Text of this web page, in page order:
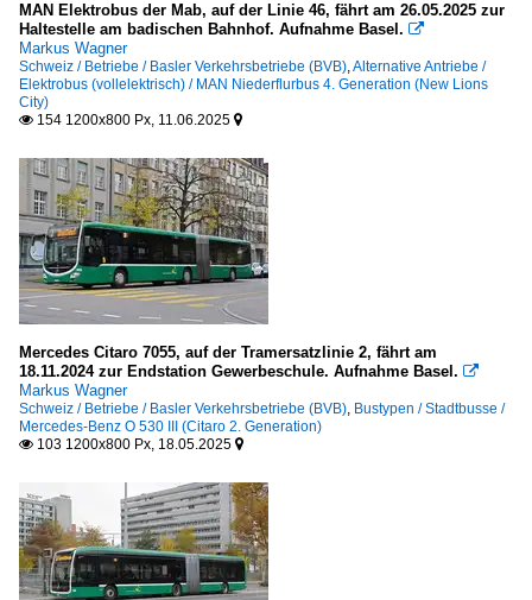
MAN Elektrobus der Mab, auf der Linie 46, fährt am 26.05.2025 zur
Haltestelle am badischen Bahnhof. Aufnahme Basel. 
Markus Wagner
Schweiz / Betriebe / Basler Verkehrsbetriebe (BVB),Alternative Antriebe /
Elektrobus (vollelektrisch) / MAN Niederflurbus 4. Generation (New Lions
City)
 154 1200x800 Px, 11.06.2025 
Mercedes Citaro 7055, auf der Tramersatzlinie 2, fährt am
18.11.2024 zur Endstation Gewerbeschule. Aufnahme Basel. 
Markus Wagner
Schweiz / Betriebe / Basler Verkehrsbetriebe (BVB), Bustypen / Stadtbusse /
Mercedes-Benz O 530 III (Citaro 2. Generation)
 103 1200x800 Px, 18.05.2025 